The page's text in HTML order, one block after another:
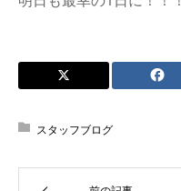
スタッフブログ